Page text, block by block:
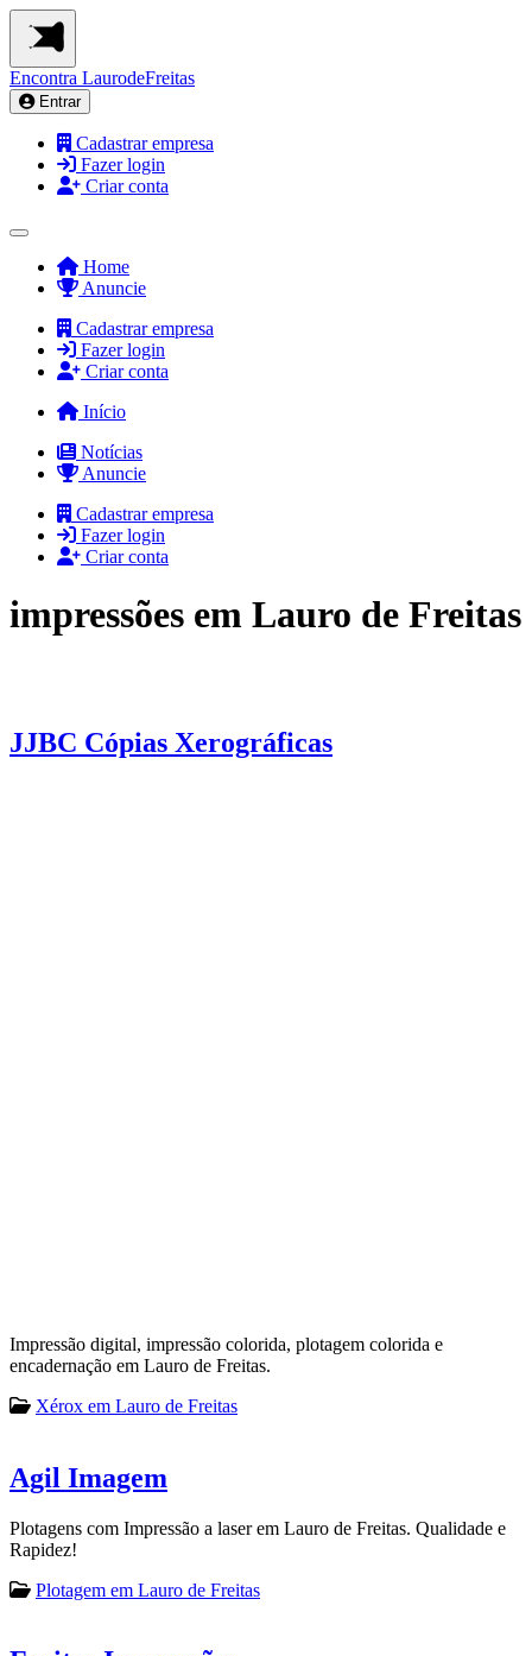
Encontra LaurodeFreitas
Entrar
Cadastrar empresa
Fazer login
Criar conta
Home
Anuncie
Cadastrar empresa
Fazer login
Criar conta
Início
Notícias
Anuncie
Cadastrar empresa
Fazer login
Criar conta
impressões em Lauro de Freitas
JJBC Cópias Xerográficas
Impressão digital, impressão colorida, plotagem colorida e
encadernação em Lauro de Freitas.
Xérox em Lauro de Freitas
Agil Imagem
Plotagens com Impressão a laser em Lauro de Freitas. Qualidade e
Rapidez!
Plotagem em Lauro de Freitas